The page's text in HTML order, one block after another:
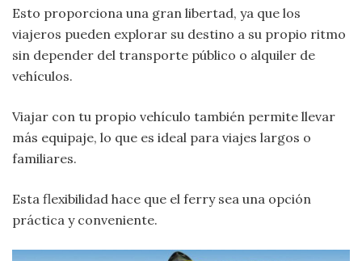
Esto proporciona una gran libertad, ya que los
viajeros pueden explorar su destino a su propio ritmo
sin depender del transporte público o alquiler de
vehículos.
Viajar con tu propio vehículo también permite llevar
más equipaje, lo que es ideal para viajes largos o
familiares.
Esta flexibilidad hace que el ferry sea una opción
práctica y conveniente.